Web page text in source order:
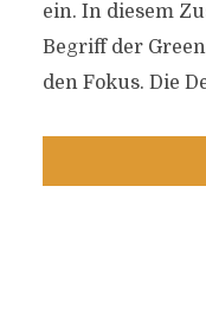
ein. In diesem
Begriff der
den Fokus. Die